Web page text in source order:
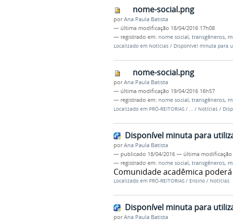
nome-social.png
porAna Paula Batista
— última modificação 18/04/2016 17h08
— registrado em: nome social, transgêneros,
Localizado em Notícias / Disponível minuta para
nome-social.png
porAna Paula Batista
— última modificação 19/04/2016 16h57
— registrado em: nome social, transgêneros,
Localizado em PRÓ-REITORIAS / … / Notícias /
Disponível minuta para
porAna Paula Batista
— publicado 18/04/2016 — última modificação
— registrado em: nome social, transgêneros,
Comunidade acadêmica
Localizado em PRÓ-REITORIAS / Ensino / Notícias
Disponível minuta para
porAna Paula Batista